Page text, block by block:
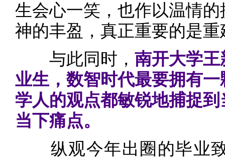
生会心一笑，也作以温情
神的丰盈，真正重要的是
与此同时， 南开大学
业生，数智时代最要拥有
学人的观点都敏锐地捕捉
当下痛点。
纵观今年出圈的毕业致